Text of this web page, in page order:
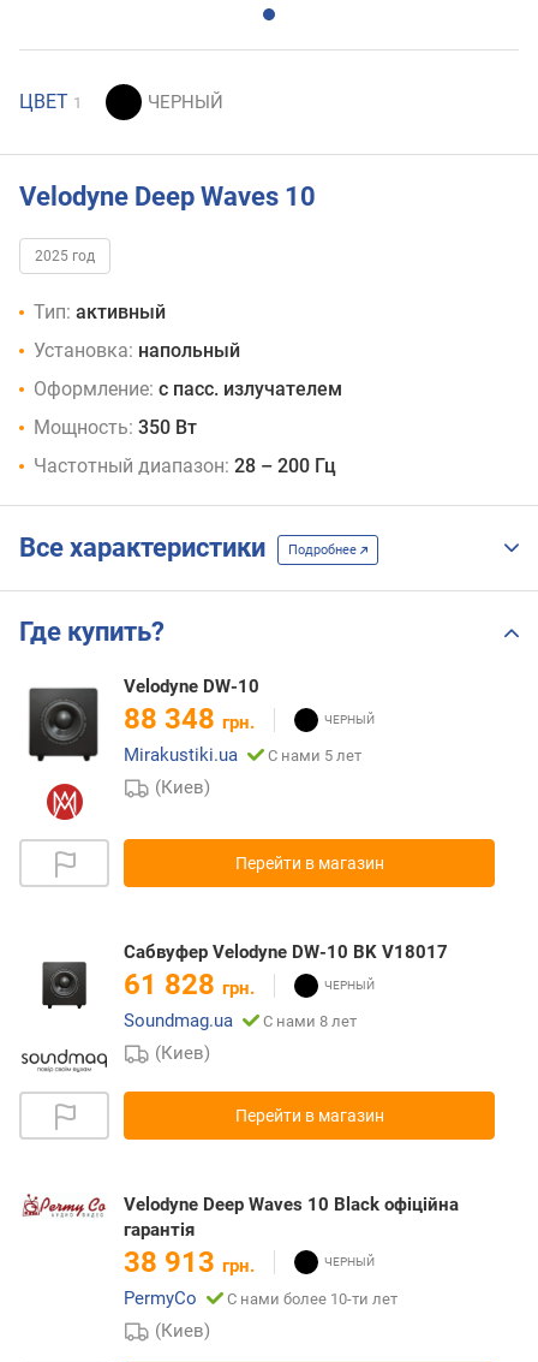
ЦВЕТ 1
Velodyne Deep Waves 10
2025 год
Тип: активный
Установка: напольный
Оформление: с пасс. излучателем
Мощность: 350 Вт
Частотный диапазон: 28 – 200 Гц
Все характеристики Подробнее
Где купить?
Velodyne DW-10
88 348 грн.
Mirakustiki.ua
С нами 5 лет
(Киев)
Перейти в магазин
Сабвуфер Velodyne DW-10 BK V18017
61 828 грн.
Soundmag.ua
С нами 8 лет
(Киев)
Перейти в магазин
Velodyne Deep Waves 10 Black офіційна
гарантія
38 913 грн.
PermyCo
С нами более 10-ти лет
(Киев)